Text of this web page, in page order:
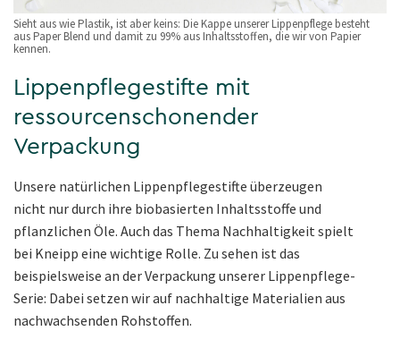
Sieht aus wie Plastik, ist aber keins: Die Kappe unserer Lippenpflege besteht
aus Paper Blend und damit zu 99% aus Inhaltsstoffen, die wir von Papier
kennen.
Lippenpflegestifte mit
ressourcenschonender
Verpackung
Unsere natürlichen Lippenpflegestifte überzeugen
nicht nur durch ihre biobasierten Inhaltsstoffe und
pflanzlichen Öle. Auch das Thema Nachhaltigkeit spielt
bei Kneipp eine wichtige Rolle. Zu sehen ist das
beispielsweise an der Verpackung unserer Lippenpflege-
Serie: Dabei setzen wir auf nachhaltige Materialien aus
nachwachsenden Rohstoffen.